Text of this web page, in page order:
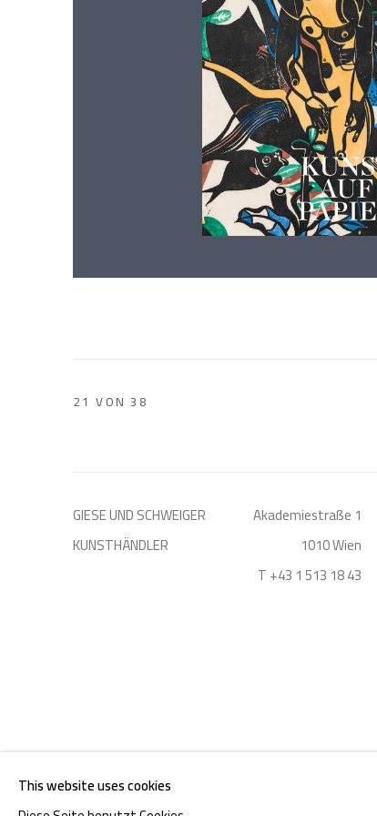
21VON 38
GIESE UND SCHWEIGER
KUNSTHÄNDLER
Akademiestraße 1
1010 Wien
T +43 1 513 18 43
COPYRIGHT © 2026 GIESE & SCHWEIGER KUNSTHANDEL
This website uses cookies